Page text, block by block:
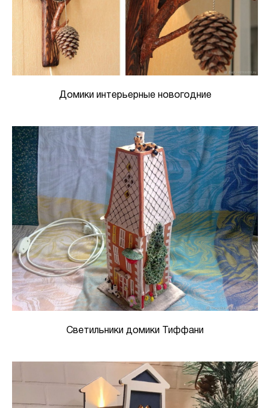
Домики интерьерные новогодние
Светильники домики Тиффани